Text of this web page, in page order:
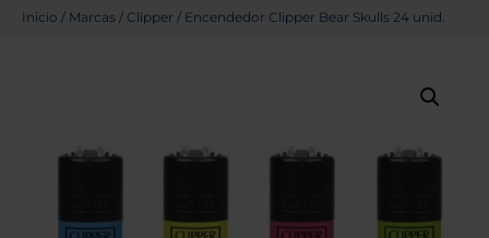
Inicio / Marcas / Clipper / Encendedor Clipper Bear Skulls 24 unid.